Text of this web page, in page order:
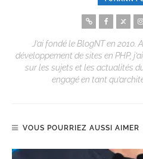
J’ai fondé le BlogNT en
développement de sites en PHP,
sur les sujets et les actualités
engagé en tant
VOUS POURRIEZ AUSSI AIMER